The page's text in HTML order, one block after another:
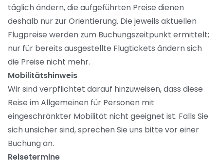
täglich ändern, die aufgeführten Preise dienen
deshalb nur zur Orientierung. Die jeweils aktuellen
Flugpreise werden zum Buchungszeitpunkt ermittelt;
nur für bereits ausgestellte Flugtickets ändern sich
die Preise nicht mehr.
Mobilitätshinweis
Wir sind verpflichtet darauf hinzuweisen, dass diese
Reise im Allgemeinen für Personen mit
eingeschränkter Mobilität nicht geeignet ist. Falls Sie
sich unsicher sind, sprechen Sie uns bitte vor einer
Buchung an.
Reisetermine